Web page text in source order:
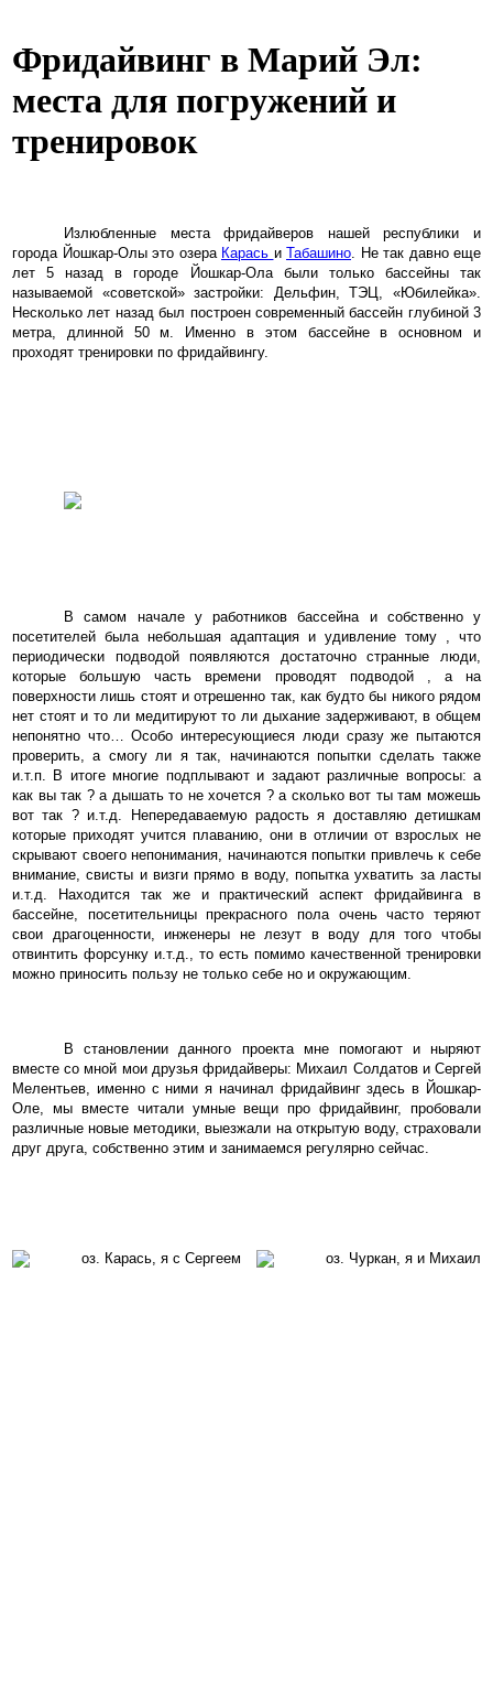
Фридайвинг в Марий Эл:
места для погружений и
тренировок
Излюбленные места фридайверов нашей республики и
города Йошкар-Олы это озера Карась и Табашино. Не так давно еще
лет 5 назад в городе Йошкар-Ола были только бассейны так
называемой «советской» застройки: Дельфин, ТЭЦ, «Юбилейка».
Несколько лет назад был построен современный бассейн глубиной 3
метра, длинной 50 м. Именно в этом бассейне в основном и
проходят тренировки по фридайвингу.
В самом начале у работников бассейна и собственно у
посетителей была небольшая адаптация и удивление тому , что
периодически подводой появляются достаточно странные люди,
которые большую часть времени проводят подводой , а на
поверхности лишь стоят и отрешенно так, как будто бы никого рядом
нет стоят и то ли медитируют то ли дыхание задерживают, в общем
непонятно что…Особо интересующиеся люди сразу же пытаются
проверить, а смогу ли я так, начинаются попытки сделать также
и.т.п. В итоге многие подплывают и задают различные вопросы: а
как вы так ? а дышать то не хочется ? а сколько вот ты там можешь
вот так ? и.т.д. Непередаваемую радость я доставляю детишкам
которые приходят учится плаванию, они в отличии от взрослых не
скрывают своего непонимания, начинаются попытки привлечь к себе
внимание, свисты и визги прямо в воду, попытка ухватить за ласты
и.т.д. Находится так же и практический аспект фридайвинга в
бассейне, посетительницы прекрасного пола очень часто теряют
свои драгоценности, инженеры не лезут в воду для того чтобы
отвинтить форсунку и.т.д., то есть помимо качественной тренировки
можно приносить пользу не только себе но и окружающим.
В становлении данного проекта мне помогают и ныряют
вместе со мной мои друзья фридайверы: Михаил Солдатов и Сергей
Мелентьев, именно с ними я начинал фридайвинг здесь в Йошкар-
Оле, мы вместе читали умные вещи про фридайвинг, пробовали
различные новые методики, выезжали на открытую воду, страховали
друг друга, собственно этим и занимаемся регулярно сейчас.